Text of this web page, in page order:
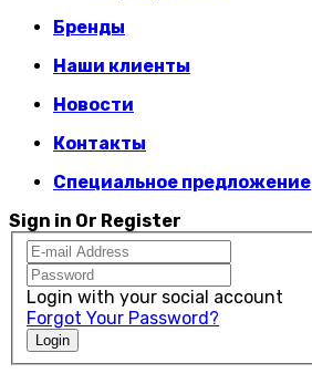
Бренды
Наши клиенты
Новости
Контакты
Специальное предложение
Sign in Or Register
Login with your social account
Forgot Your Password?
Login